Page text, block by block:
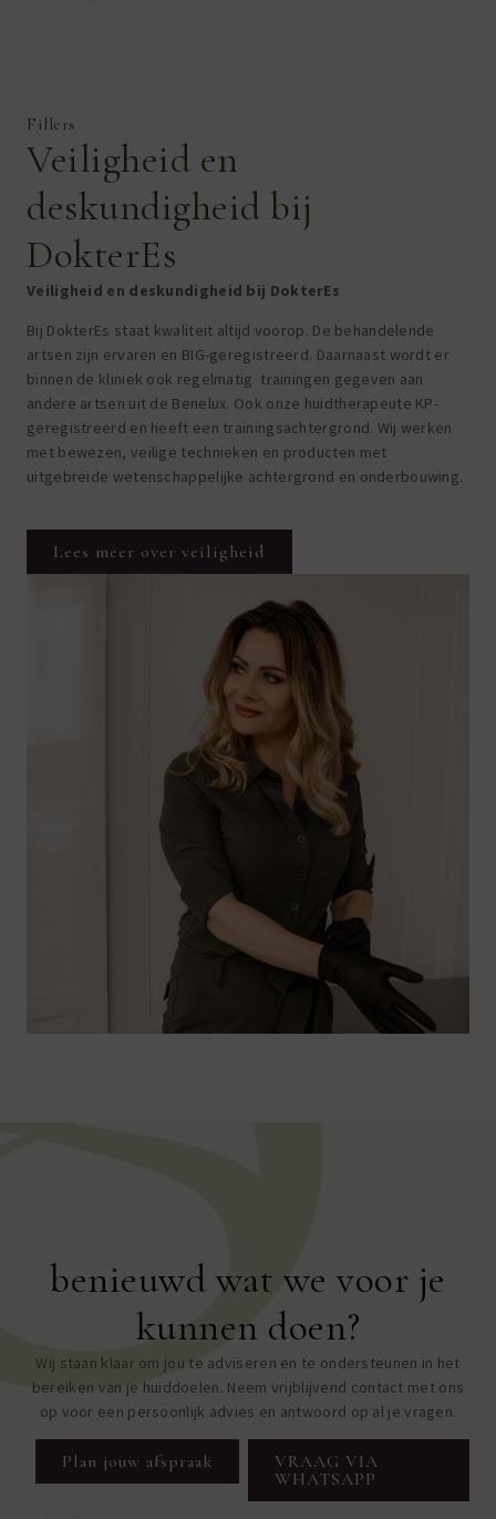
Fillers
Veiligheid en
deskundigheid bij
DokterEs
Veiligheid en deskundigheid bij DokterEs
Bij DokterEs staat kwaliteit altijd voorop. De behandelende
artsen zijn ervaren en BIG-geregistreerd. Daarnaast wordt er
binnen de kliniek ook regelmatig trainingen gegeven aan
andere artsen uit de Benelux. Ook onze huidtherapeute KP-
geregistreerd en heeft een trainingsachtergrond. Wij werken
met bewezen, veilige technieken en producten met
uitgebreide wetenschappelijke achtergrond en onderbouwing.
Lees meer over veiligheid
benieuwd wat we voor je
kunnen doen?
Wij staan klaar om jou te adviseren en te ondersteunen in het
bereiken van je huiddoelen. Neem vrijblijvend contact met ons
op voor een persoonlijk advies en antwoord op al je vragen.
Plan jouw afspraak
VRAAG VIA
WHATSAPP